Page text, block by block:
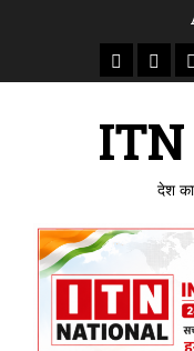
राष्ट्रीयताजा
देश